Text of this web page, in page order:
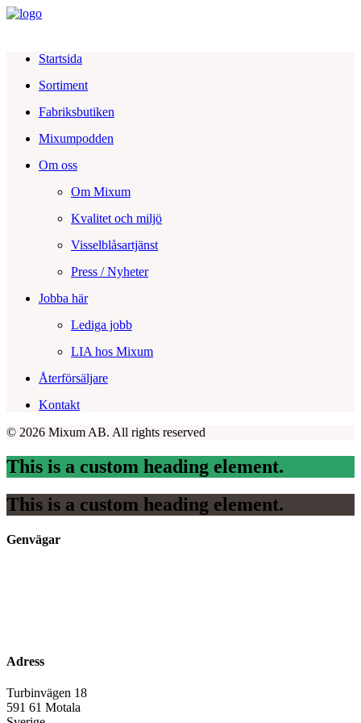
Startsida
Sortiment
Fabriksbutiken
Mixumpodden
Om oss
Om Mixum
Kvalitet och miljö
Visselblåsartjänst
Press / Nyheter
Jobba här
Lediga jobb
LIA hos Mixum
Återförsäljare
Kontakt
© 2026 Mixum AB. All rights reserved
This is a custom heading element.
This is a custom heading element.
Genvägar
Adress
Turbinvägen 18
591 61 Motala